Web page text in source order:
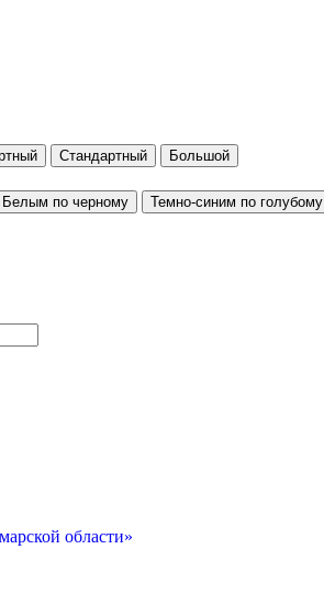
Стандартный Большой
Белым по черному Темно-синим по голубому
области»